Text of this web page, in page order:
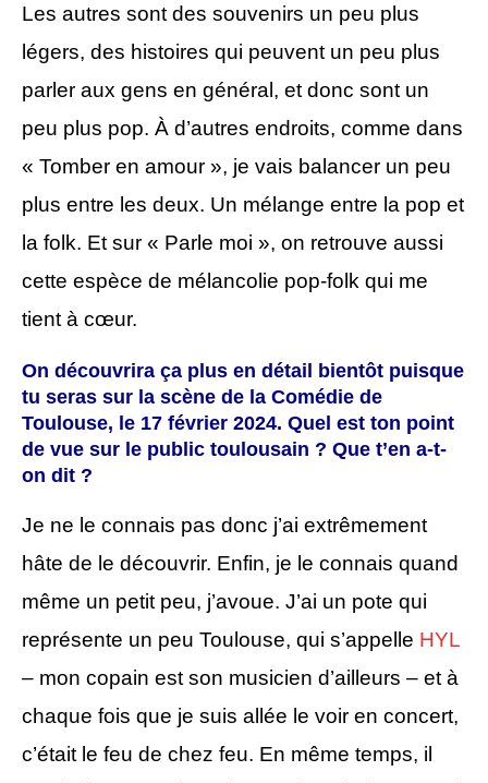
Les autres sont des souvenirs un peu plus
légers, des histoires qui peuvent un peu plus
parler aux gens en général, et donc sont un
peu plus pop. À d’autres endroits, comme dans
« Tomber en amour », je vais balancer un peu
plus entre les deux. Un mélange entre la pop et
la folk. Et sur « Parle moi », on retrouve aussi
cette espèce de mélancolie pop-folk qui me
tient à cœur.
On découvrira ça plus en détail bientôt puisque
tu seras sur la scène de la Comédie de
Toulouse, le 17 février 2024. Quel est ton point
de vue sur le public toulousain ? Que t’en a-t-
on dit ?
Je ne le connais pas donc j’ai extrêmement
hâte de le découvrir. Enfin, je le connais quand
même un petit peu, j’avoue. J’ai un pote qui
représente un peu Toulouse, qui s’appelle HYL
– mon copain est son musicien d’ailleurs – et à
chaque fois que je suis allée le voir en concert,
c’était le feu de chez feu. En même temps, il